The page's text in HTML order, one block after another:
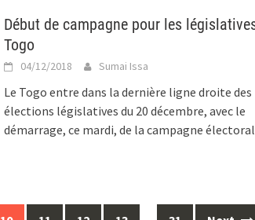
Début de campagne pour les
Togo
04/12/2018 Sumai Issa
Le Togo entre dans la dernière ligne droite des
élections législatives du 20 décembre, avec le
démarrage, ce mardi, de la campagne